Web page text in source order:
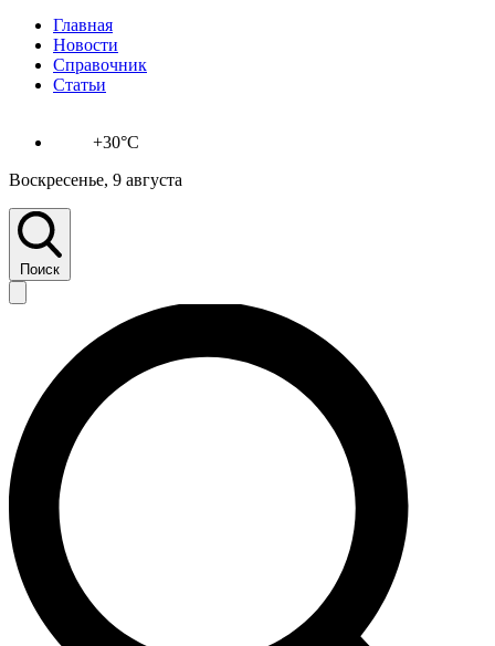
Главная
Новости
Справочник
Статьи
+30°C
Воскресенье, 9 августа
Поиск